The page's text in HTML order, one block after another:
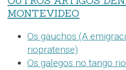
MONTEVIDEO
Os gauchos (A
riopratense)
Os galegos no tango